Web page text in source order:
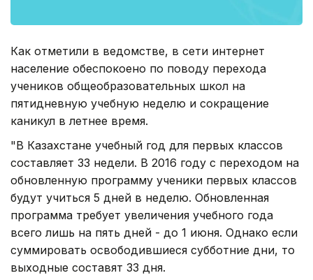
Как отметили в ведомстве, в сети интернет
население обеспокоено по поводу перехода
учеников общеобразовательных школ на
пятидневную учебную неделю и сокращение
каникул в летнее время.
"В Казахстане учебный год для первых классов
составляет 33 недели. В 2016 году с переходом на
обновленную программу ученики первых классов
будут учиться 5 дней в неделю. Обновленная
программа требует увеличения учебного года
всего лишь на пять дней - до 1 июня. Однако если
суммировать освободившиеся субботние дни, то
выходные составят 33 дня.